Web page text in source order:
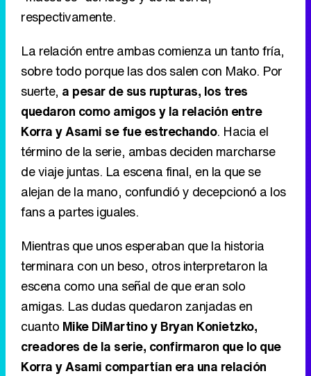
respectivamente.
La relación entre ambas comienza un tanto fría,
sobre todo porque las dos salen con Mako. Por
suerte, a pesar de sus rupturas, los tres
quedaron como amigos y la relación entre
Korra y Asami se fue estrechando. Hacia el
término de la serie, ambas deciden marcharse
de viaje juntas. La escena final, en la que se
alejan de la mano, confundió y decepcionó a los
fans a partes iguales.
Mientras que unos esperaban que la historia
terminara con un beso, otros interpretaron la
escena como una señal de que eran solo
amigas. Las dudas quedaron zanjadas en
cuanto Mike DiMartino y Bryan Konietzko,
creadores de la serie, confirmaron que lo que
Korra y Asami compartían era una relación